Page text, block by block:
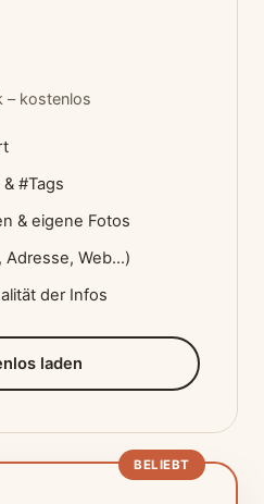
– kostenlos
#Tags
& eigene Fotos
Adresse, Web…)
der Infos
laden
BELIEBT